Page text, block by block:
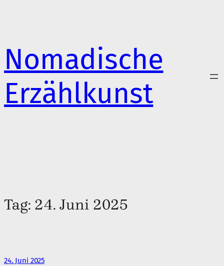
Nomadische
Erzählkunst
Tag: 24. Juni 2025
24. Juni 2025